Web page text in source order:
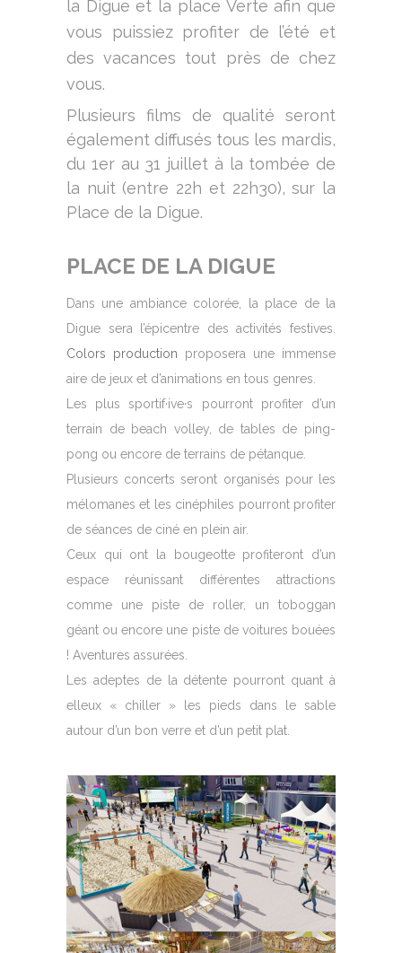
la Digue et la place Verte afin que
vous puissiez profiter de l’été et
des vacances tout près de chez
vous.
Plusieurs films de qualité seront
également diffusés tous les mardis,
du 1er au 31 juillet à la tombée de
la nuit (entre 22h et 22h30), sur la
Place de la Digue.
PLACE DE LA DIGUE
Dans une ambiance colorée, la place de la
Digue sera l’épicentre des activités festives.
Colors production proposera une immense
aire de jeux et d’animations en tous genres.
Les plus sportif·ive·s pourront profiter d’un
terrain de beach volley, de tables de ping-
pong ou encore de terrains de pétanque.
Plusieurs concerts seront organisés pour les
mélomanes et les cinéphiles pourront profiter
de séances de ciné en plein air.
Ceux qui ont la bougeotte profiteront d’un
espace réunissant différentes attractions
comme une piste de roller, un toboggan
géant ou encore une piste de voitures bouées
! Aventures assurées.
Les adeptes de la détente pourront quant à
elleux « chiller » les pieds dans le sable
autour d’un bon verre et d’un petit plat.